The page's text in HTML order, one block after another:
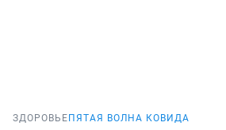
ЗДОРОВЬЕ ПЯТАЯ ВОЛНА КОВИДА